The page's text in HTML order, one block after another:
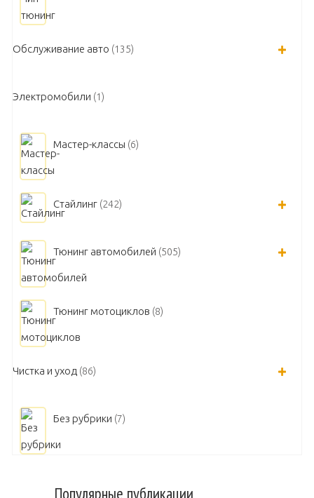
Обслуживание авто (135)
Электромобили (1)
Мастер-классы (6)
Стайлинг (242)
Тюнинг автомобилей (505)
Тюнинг мотоциклов (8)
Чистка и уход (86)
Без рубрики (7)
Популярные публикации